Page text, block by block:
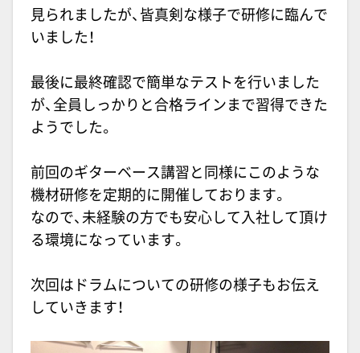
見られましたが、皆真剣な様子で研修に臨んで
いました！
最後に最終確認で簡単なテストを行いました
が、全員しっかりと合格ラインまで習得できた
ようでした。
前回のギターベース講習と同様にこのような
機材研修を定期的に開催しております。
なので、未経験の方でも安心して入社して頂け
る環境になっています。
次回はドラムについての研修の様子もお伝え
していきます！